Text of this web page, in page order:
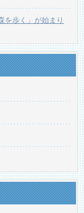
を歩く」が始まり